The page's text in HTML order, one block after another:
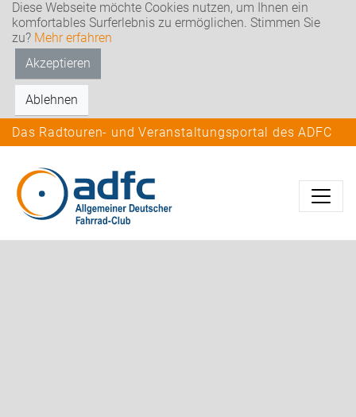
Diese Webseite möchte Cookies nutzen, um Ihnen ein
komfortables Surferlebnis zu ermöglichen. Stimmen Sie
zu? Mehr erfahren
Akzeptieren
Ablehnen
Das Radtouren- und Veranstaltungsportal des ADFC